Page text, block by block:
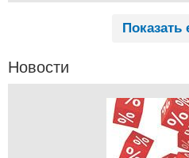
Показать
Новости